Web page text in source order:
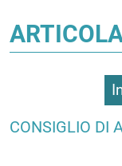
CONSIGLIO DI